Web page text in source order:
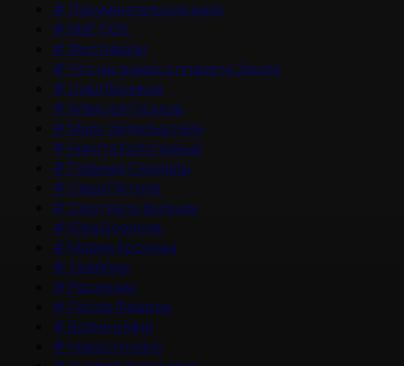
# Документальное кино
# НМГ ДОК
# Фестивали
# Что мы знаем о планете Земля
# Цикл Великие
#Алексей Гуськов
# Марк Эйдельштейн
# Никита Кологривый
# Главные Сериалы
# Саша Петров
# Смотреть фильмы
# Юра Борисов
# Мария Аронова
# Трейлер
# Рецензия
# После Фишера
# Война и Мир
# Новости кино